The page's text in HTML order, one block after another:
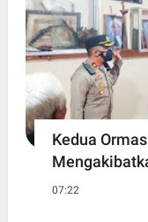
Kedua
07:22